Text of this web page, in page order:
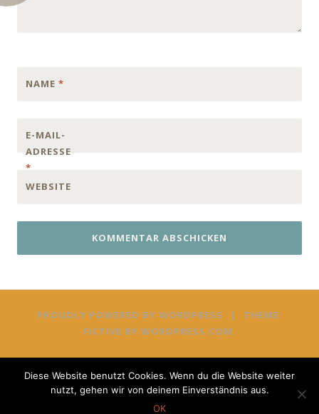
NAME *
E-MAIL-
ADRESSE
*
WEBSITE
PROUDLY POWERED BY WORDPRESS |
THEME:
FICTIVE BY WORDPRESS.COM.
Diese Website benutzt Cookies. Wenn du die Website weiter
nutzt, gehen wir von deinem Einverständnis aus.
OK